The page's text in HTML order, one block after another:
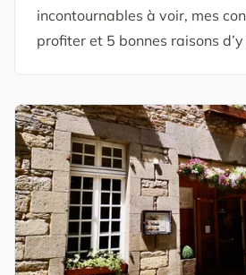
incontournables à voir, mes
profiter et 5 bonnes raisons